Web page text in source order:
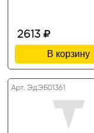
2613
В корзину
Арт. ЭдЭБ01361